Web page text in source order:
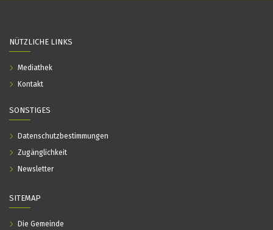
SITEMAP
Die Gemeinde
NÜTZLICHE LINKS
Mediathek
Kontakt
SONSTIGES
Datenschutzbestimmungen
Zugänglichkeit
Newsletter